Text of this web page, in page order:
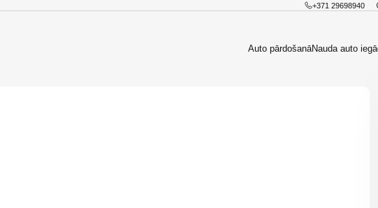
+371 29698940
Auto pārdošanāNauda auto